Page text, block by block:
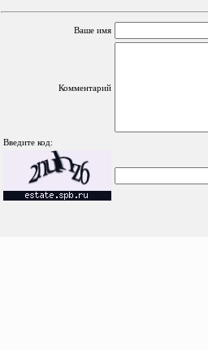
Ваше имя
Комментарий
Введите код: